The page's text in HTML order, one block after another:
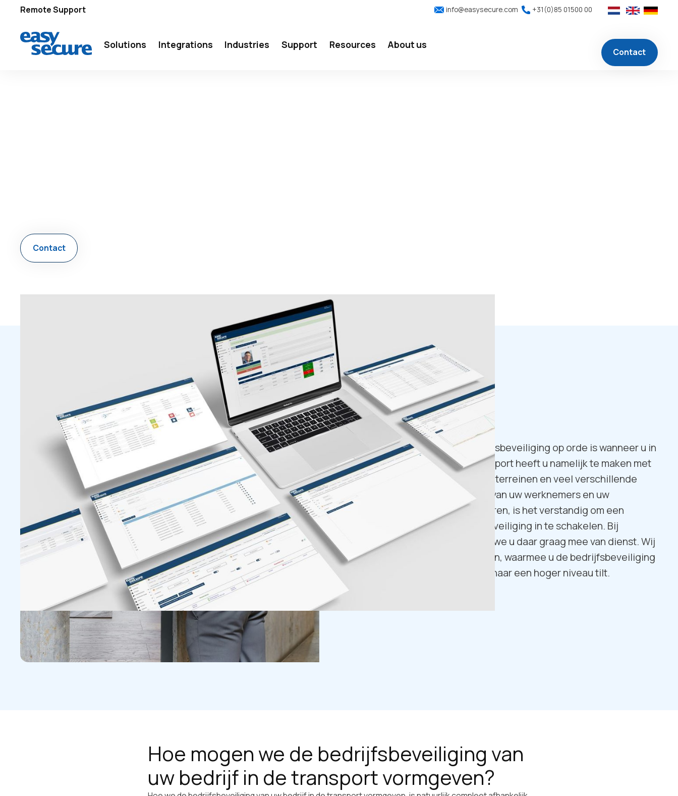
Remote Support info@easysecure.com +31(0)85 01500 00
Solutions Integrations Industries Support Resources About us
Contact
Contact
Het is belangrijk dat de bedrijfsbeveiliging op orde is wanneer u in
de transport werkt. In de transport heeft u namelijk te maken met
grote groepen mensen, grote terreinen en veel verschillende
disciplines. Om de veiligheid van uw werknemers en uw
bedrijfsinformatie te garanderen, is het verstandig om een
betrouwbare partij voor de beveiliging in te schakelen. Bij
EasySecure International zijn we u daar graag mee van dienst. Wij
bieden u diverse systemen aan, waarmee u de bedrijfsbeveiliging
van uw bedrijf in de transport naar een hoger niveau tilt.
Hoe mogen we de bedrijfsbeveiliging van
uw bedrijf in de transport vormgeven?